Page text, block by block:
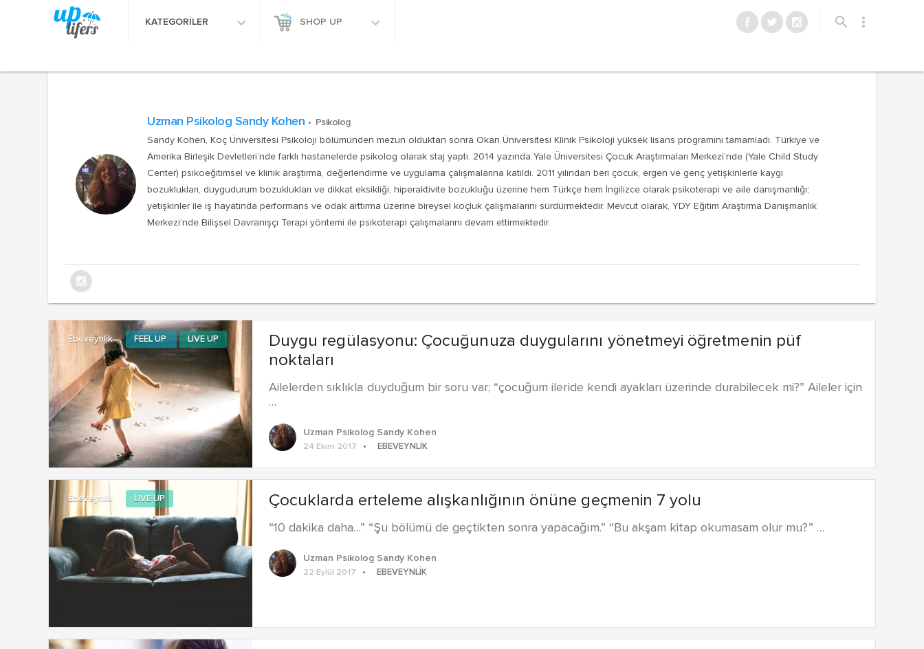
Reklamı Gizle
KATEGORİLER SHOP UP search more_vert
Uzman Psikolog Sandy Kohen
Psikolog
Sandy Kohen, Koç Üniversitesi Psikoloji bölümünden mezun olduktan sonra Okan Üniversitesi Klinik Psikoloji yüksek lisans programını tamamladı. Türkiye ve
Amerika Birleşik Devletleri’nde farklı hastanelerde psikolog olarak staj yaptı. 2014 yazında Yale Üniversitesi Çocuk Araştırmaları Merkezi’nde (Yale Child Study
Center) psikoeğitimsel ve klinik araştırma, değerlendirme ve uygulama çalışmalarına katıldı. 2011 yılından beri çocuk, ergen ve genç yetişkinlerle kaygı
bozuklukları, duygudurum bozuklukları ve dikkat eksikliği, hiperaktivite bozukluğu üzerine hem Türkçe hem İngilizce olarak psikoterapi ve aile danışmanlığı;
yetişkinler ile iş hayatında performans ve odak arttırma üzerine bireysel koçluk çalışmalarını sürdürmektedir. Mevcut olarak, YDY Eğitim Araştırma Danışmanlık
Merkezi’nde Bilişsel Davranışçı Terapi yöntemi ile psikoterapi çalışmalarını devam ettirmektedir.
Duygu regülasyonu: Çocuğunuza duygularını yönetmeyi öğretmenin püf
noktaları
Ailelerden sıklıkla duyduğum bir soru var; “çocuğum ileride kendi ayakları üzerinde durabilecek mi?” Aileler için
…
Ebeveynlik FEEL UP LIVE UP
Uzman Psikolog Sandy Kohen
24 Ekim 2017 EBEVEYNLIK
Çocuklarda erteleme alışkanlığının önüne geçmenin 7 yolu
“10 dakika daha…” “Şu bölümü de geçtikten sonra yapacağım.” “Bu akşam kitap okumasam olur mu?” …
Ebeveynlik LIVE UP
Uzman Psikolog Sandy Kohen
22 Eylül 2017 EBEVEYNLIK